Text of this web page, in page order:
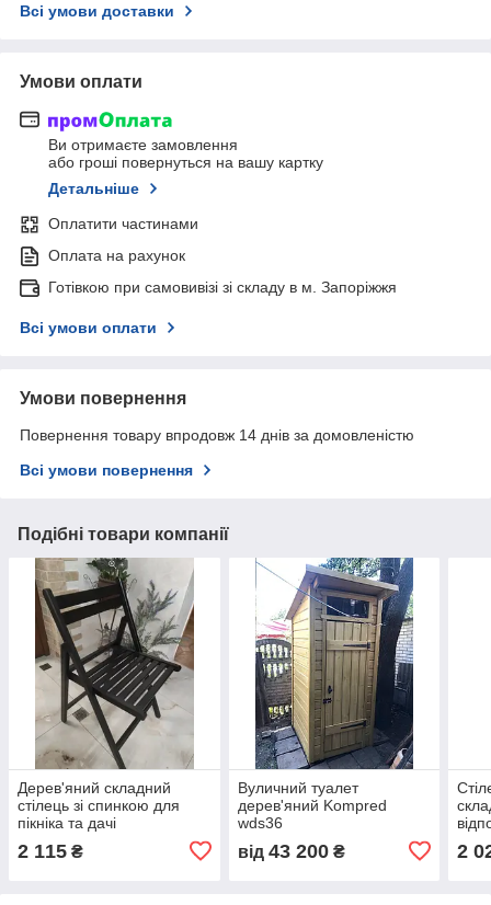
Всі умови доставки
Умови оплати
Ви отримаєте замовлення
або гроші повернуться на вашу картку
Детальніше
Оплатити частинами
Оплата на рахунок
Готівкою при самовивізі зі складу в м. Запоріжжя
Всі умови оплати
Умови повернення
Повернення товару впродовж 14 днів за домовленістю
Всі умови повернення
Подібні товари компанії
Дерев'яний складний
стілець зі спинкою для
пікніка та дачі
2 115 ₴
Вуличний туалет
дерев'яний Kompred
wds36
від 43 200₴ 2